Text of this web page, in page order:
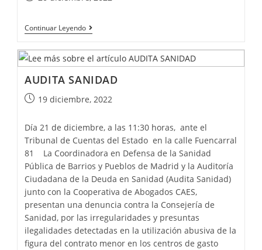
Continuar Leyendo
AUDITA SANIDAD
19 diciembre, 2022
Día 21 de diciembre, a las 11:30 horas, ante el
Tribunal de Cuentas del Estado en la calle Fuencarral
81 La Coordinadora en Defensa de la Sanidad
Pública de Barrios y Pueblos de Madrid y la Auditoría
Ciudadana de la Deuda en Sanidad (Audita Sanidad)
junto con la Cooperativa de Abogados CAES,
presentan una denuncia contra la Consejería de
Sanidad, por las irregularidades y presuntas
ilegalidades detectadas en la utilización abusiva de la
figura del contrato menor en los centros de gasto